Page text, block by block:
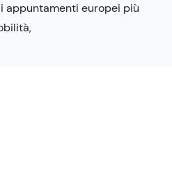
appuntamenti europei più